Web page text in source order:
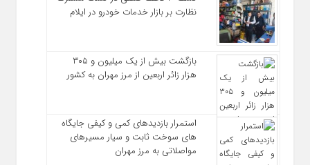
نظارت بر بازار خدمات خودرو در ایلام
بازگشت بیش از یک میلیون و ۳۰۵
هزار زائر اربعین از مرز مهران به کشور
استمرار بازدیدهای کمی و کیفی جایگاه‌
های سوخت ثابت و سیار مسیرهای
مواصلاتی به مرز مهران